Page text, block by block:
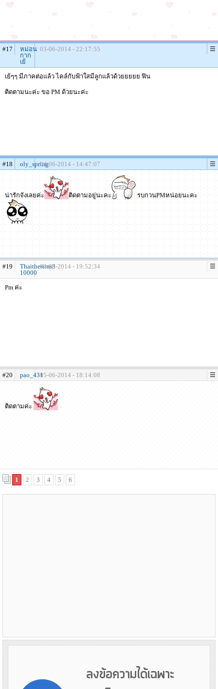
#17
หม่อน
กาก
เย้
03-06-2014 - 22:17:55
เย้ๆๆ มีภาคต่อแล้ว ไคล์กับฟ้าใสมีลูกแล้วด้วยยยยย ฟิน
ติดตามนะค่ะ ขอ PM ด้วยนะค่ะ
#18 oly_spring04-06-2014 - 14:47:07
น่ารักจังเลยค่ะ ติดตามอยู่นะคะ รบกวนPMหน่อยนะคะ
#19
Thaithesims3-
10000
04-06-2014 - 19:52:34
Pm ค่ะ
#20 pao_43105-06-2014 - 18:14:08
ติดตามค่ะ
1 2 3 4 5 6
ลงข้อความได้เฉพาะ